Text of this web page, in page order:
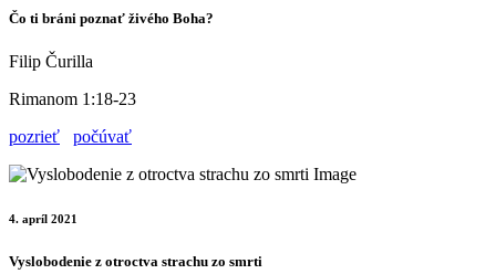
Čo ti bráni poznať živého Boha?
Filip Čurilla
Rimanom 1:18-23
pozrieť
počúvať
4. apríl 2021
Vyslobodenie z otroctva strachu zo smrti